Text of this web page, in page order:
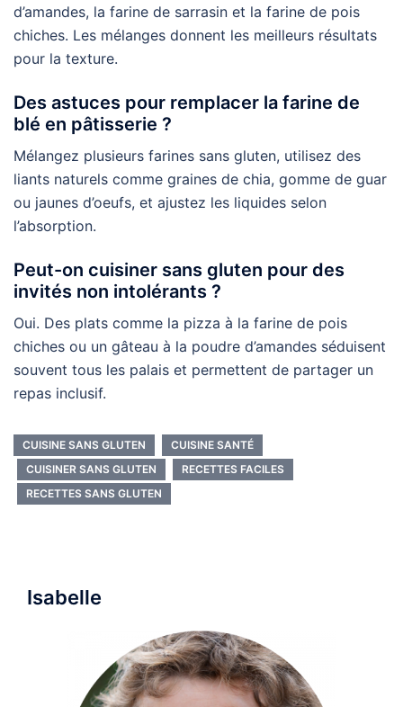
d’amandes, la farine de sarrasin et la farine de pois
chiches. Les mélanges donnent les meilleurs résultats
pour la texture.
Des astuces pour remplacer la farine de
blé en pâtisserie ?
Mélangez plusieurs farines sans gluten, utilisez des
liants naturels comme graines de chia, gomme de guar
ou jaunes d’oeufs, et ajustez les liquides selon
l’absorption.
Peut-on cuisiner sans gluten pour des
invités non intolérants ?
Oui. Des plats comme la pizza à la farine de pois
chiches ou un gâteau à la poudre d’amandes séduisent
souvent tous les palais et permettent de partager un
repas inclusif.
CUISINE SANS GLUTEN
CUISINE SANTÉ
CUISINER SANS GLUTEN
RECETTES FACILES
RECETTES SANS GLUTEN
Isabelle